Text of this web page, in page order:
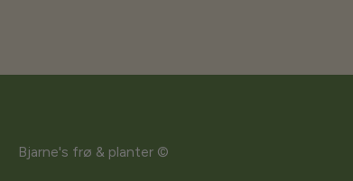
Bjarne's frø & planter ©